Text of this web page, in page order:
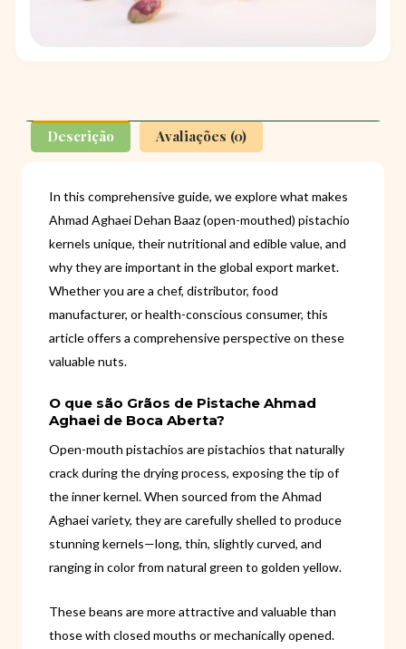
Descrição Avaliações (0)
In this comprehensive guide, we explore what makes
Ahmad Aghaei Dehan Baaz (open-mouthed) pistachio
kernels unique, their nutritional and edible value, and
why they are important in the global export market.
Whether you are a chef, distributor, food
manufacturer, or health-conscious consumer, this
article offers a comprehensive perspective on these
valuable nuts.
O que são Grãos de Pistache Ahmad
Aghaei de Boca Aberta?
Open-mouth pistachios are pistachios that naturally
crack during the drying process, exposing the tip of
the inner kernel. When sourced from the Ahmad
Aghaei variety, they are carefully shelled to produce
stunning kernels—long, thin, slightly curved, and
ranging in color from natural green to golden yellow.
These beans are more attractive and valuable than
those with closed mouths or mechanically opened.